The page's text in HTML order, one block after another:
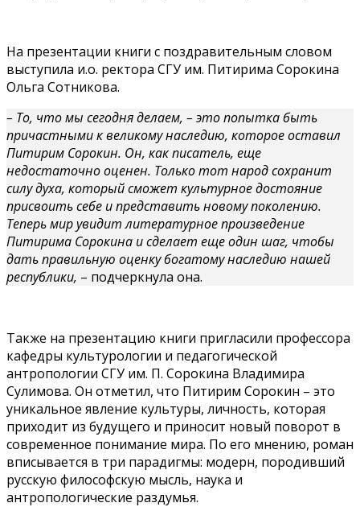
На презентации книги с поздравительным словом
выступила и.о. ректора СГУ им. Питирима Сорокина
Ольга Сотникова.
– То, что мы сегодня делаем, – это попытка быть
причастными к великому наследию, которое оставил
Питирим Сорокин. Он, как писатель, еще
недостаточно оценен. Только тот народ сохранит
силу духа, который сможет культурное достояние
присвоить себе и представить новому поколению.
Теперь мир увидит литературное произведение
Питирима Сорокина и сделает еще один шаг, чтобы
дать правильную оценку богатому наследию нашей
республики, – подчеркнула она.
Также на презентацию книги пригласили профессора
кафедры культурологии и педагогической
антропологии СГУ им. П. Сорокина Владимира
Сулимова. Он отметил, что Питирим Сорокин – это
уникальное явление культуры, личность, которая
приходит из будущего и приносит новый поворот в
современное понимание мира. По его мнению, роман
вписывается в три парадигмы: модерн, породивший
русскую философскую мысль, наука и
антропологические раздумья.